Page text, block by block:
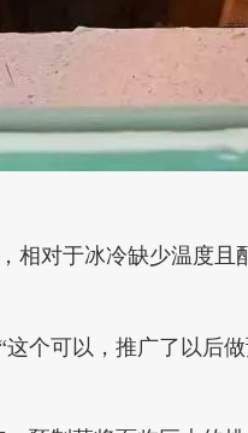
相对于冰冷缺少温度
个可以，推广了以后